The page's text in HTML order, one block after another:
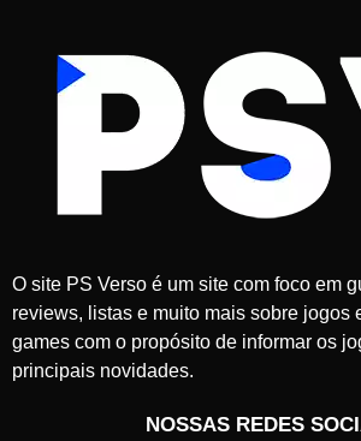
O site PS Verso é um site com foco em
reviews, listas e muito mais sobre jogos
games com o propósito de informar os
principais novidades.
NOSSAS REDES